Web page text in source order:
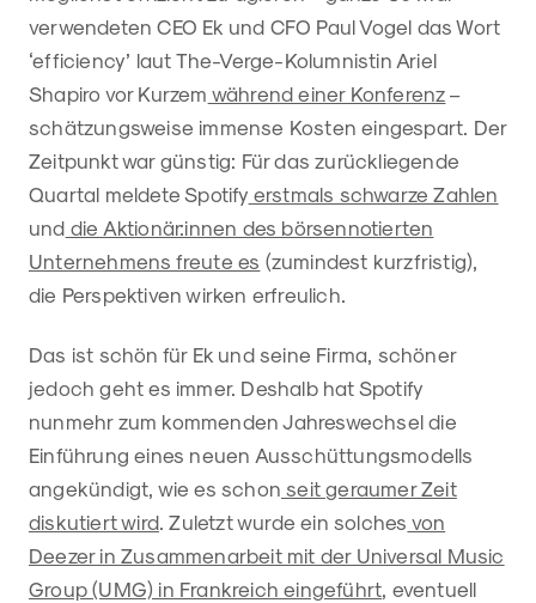
verwendeten CEO Ek und CFO Paul Vogel das Wort
‘efficiency’ laut The-Verge-Kolumnistin Ariel
Shapiro vor Kurzem während einer Konferenz –
schätzungsweise immense Kosten eingespart. Der
Zeitpunkt war günstig: Für das zurückliegende
Quartal meldete Spotify erstmals schwarze Zahlen
und die Aktionär:innen des börsennotierten
Unternehmens freute es (zumindest kurzfristig),
die Perspektiven wirken erfreulich.
Das ist schön für Ek und seine Firma, schöner
jedoch geht es immer. Deshalb hat Spotify
nunmehr zum kommenden Jahreswechsel die
Einführung eines neuen Ausschüttungsmodells
angekündigt, wie es schon seit geraumer Zeit
diskutiert wird. Zuletzt wurde ein solches von
Deezer in Zusammenarbeit mit der Universal Music
Group (UMG) in Frankreich eingeführt, eventuell